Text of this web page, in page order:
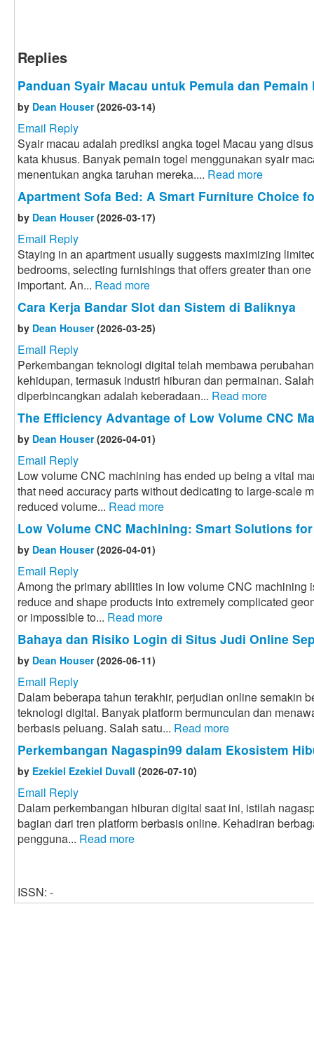
Replies
Panduan Syair Macau untuk Pemula dan
by Dean Houser(2026-03-14)
Email Reply
Syair macau adalah prediksi angka togel Macau yang
kata khusus. Banyak pemain togel menggunakan syair
menentukan angka taruhan mereka.... Read more
Apartment Sofa Bed: A Smart Furniture Choice
by Dean Houser(2026-03-17)
Email Reply
Staying in an apartment usually suggests maximizing
bedrooms, selecting furnishings that offers greater than
important. An... Read more
Cara Kerja Bandar Slot dan Sistem di Baliknya
by Dean Houser(2026-03-25)
Email Reply
Perkembangan teknologi digital telah membawa
kehidupan, termasuk industri hiburan dan permainan.
diperbincangkan adalah keberadaan... Read more
The Efficiency Advantage of Low Volume CNC
by Dean Houser(2026-04-01)
Email Reply
Low volume CNC machining has ended up being a vital
that need accuracy parts without dedicating to large-scale
reduced volume... Read more
Low Volume CNC Machining: Smart Solutions
by Dean Houser(2026-04-01)
Email Reply
Among the primary abilities in low volume CNC
reduce and shape products into extremely complicated
or impossible to... Read more
Bahaya dan Risiko Login di Situs Judi Online
by Dean Houser(2026-06-11)
Email Reply
Dalam beberapa tahun terakhir, perjudian online semakin
teknologi digital. Banyak platform bermunculan dan
berbasis peluang. Salah satu... Read more
Perkembangan Nagaspin99 dalam Ekosistem
by Ezekiel Ezekiel Duvall (2026-07-10)
Email Reply
Dalam perkembangan hiburan digital saat ini, istilah
bagian dari tren platform berbasis online. Kehadiran
pengguna... Read more
ISSN: -